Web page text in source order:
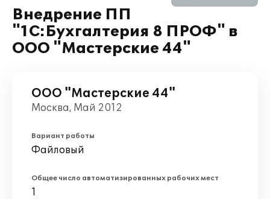
Внедрение ПП
"1С:Бухгалтерия 8 ПРОФ" в
ООО "Мастерские 44"
ООО "Мастерские 44"
Москва, Май 2012
Вариант работы
Файловый
Общее число автоматизированных рабочих мест
1